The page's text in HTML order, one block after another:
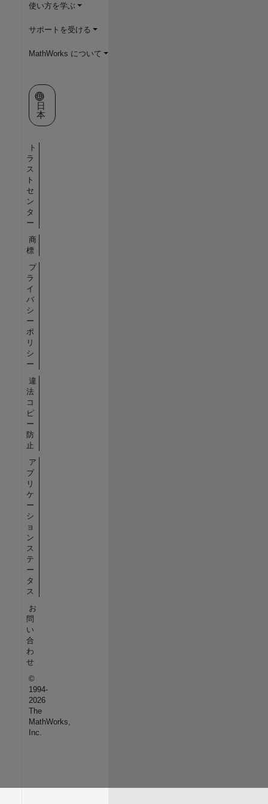
使い方を学ぶ
サポートを受ける
MathWorks について
Web サイトの選択
日
本
ト
ラ
ス
ト
セ
ン
タ
ー
商
標
プ
ラ
イ
バ
シ
ー
ポ
リ
シ
ー
違
法
コ
ピ
ー
防
止
ア
プ
リ
ケ
ー
シ
ョ
ン
ス
テ
ー
タ
ス
お
問
い
合
わ
せ
©
1994-
2026
The
MathWorks,
Inc.